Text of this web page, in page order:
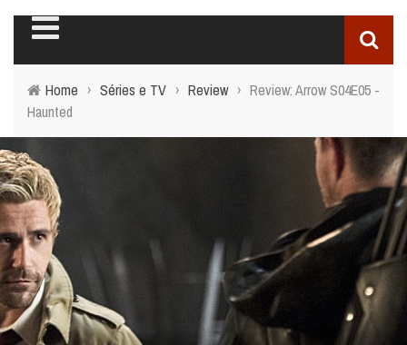
Home › Séries e TV › Review › Review: Arrow S04E05 -
Haunted